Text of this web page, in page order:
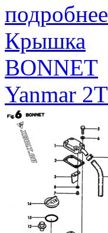
подробнее
Крышка
BONNET
Yanmar